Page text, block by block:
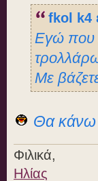
fkol k4
Εγώ που
Με
Θα κάνω
Φιλικά,
Ηλίας